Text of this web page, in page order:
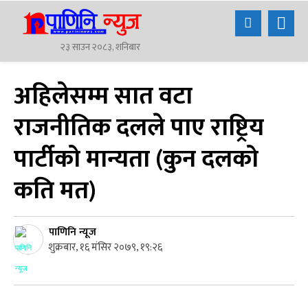
२३ साउन २०८३, शनिबार
अहिलेसम्म सात वटा
राजनीतिक दलले पाए राष्ट्रिय
पार्टीको मान्यता (कुन दलको
कति मत)
पाणिनि न्यूज
शुक्रबार, १६ मंसिर २०७९, १९:२६